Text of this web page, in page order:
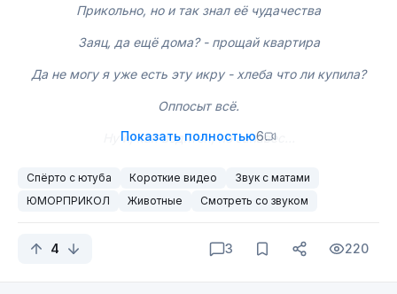
Прикольно, но и так знал её чудачества
Заяц, да ещё дома? - прощай квартира
Да не могу я уже есть эту икру - хлеба что ли купила?
Оппосыт всё.
Ну и, как водится, по занавес…
Показать полностью6
Спёрто с ютуба Короткие видео
Звук с матами
ЮМОРПРИКОЛ
Животные Смотреть со звуком
4 3 220